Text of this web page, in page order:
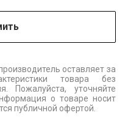
оставляет за
товара без
Пожалуйста, уточняйте
о товаре носит
публичной офертой.